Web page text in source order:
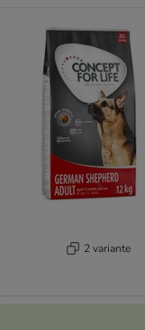
2 variante